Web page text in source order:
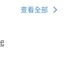
查看全部